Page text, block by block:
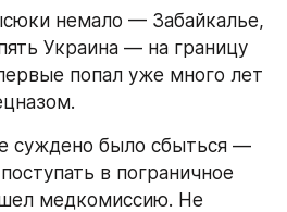
немало — Забайкалье,
Украина — на границу
попал уже много лет
суждено было сбыться —
в пограничное
медкомиссию. Не